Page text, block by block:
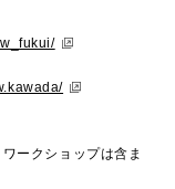
ークショップは含ま